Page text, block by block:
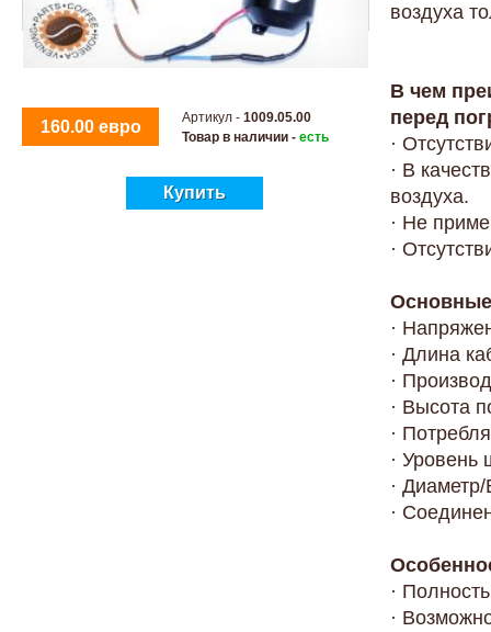
160.00 евро Артикул - 1009.05.00
Товар в наличии - есть
Купить
воздуха
В чем
перед
·
· В
воздуха.
· Не
·
Основные
·
· Длина
·
· Высота
·
· Уровень
·
·
·
·